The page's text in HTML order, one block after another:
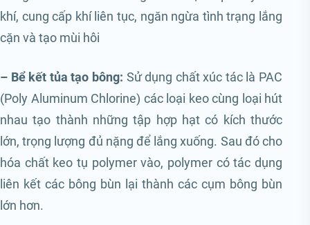
khí, cung cấp khí liên tục, ngăn ngừa tình trạng lắng
cặn và tạo mùi hôi
– Bể kết tủa tạo bông: Sử dụng chất xúc tác là PAC
(Poly Aluminum Chlorine) các loại keo cùng loại hút
nhau tạo thành những tập hợp hạt có kích thước
lớn, trọng lượng đủ nặng để lắng xuống. Sau đó cho
hóa chất keo tụ polymer vào, polymer có tác dụng
liên kết các bông bùn lại thành các cụm bông bùn
lớn hơn.